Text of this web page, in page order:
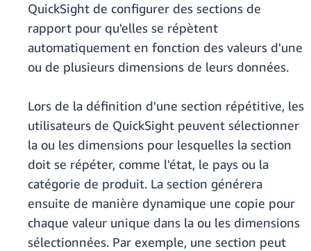
QuickSight de configurer des sections de
rapport pour qu'elles se répètent
automatiquement en fonction des valeurs d'une
ou de plusieurs dimensions de leurs données.
Lors de la définition d'une section répétitive, les
utilisateurs de QuickSight peuvent sélectionner
la ou les dimensions pour lesquelles la section
doit se répéter, comme l'état, le pays ou la
catégorie de produit. La section générera
ensuite de manière dynamique une copie pour
chaque valeur unique dans la ou les dimensions
sélectionnées. Par exemple, une section peut